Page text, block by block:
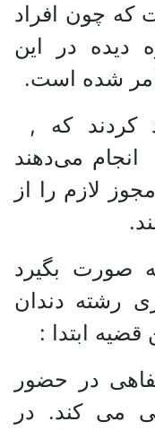
که چون افراد
دیده در این
امر شده است.
کردند که ,
انجام می‌دهند
لازم را از
صورت بگیرد
رشته دندان
ابتدا :
در حضور
می کند. در